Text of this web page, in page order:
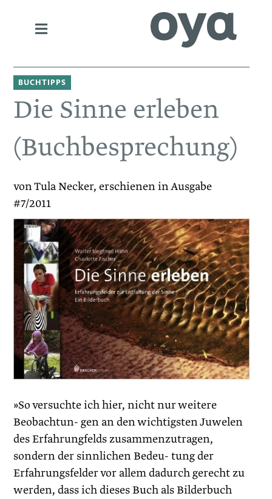
BUCHTIPPS
Die Sinne erleben
(Buchbesprechung)
von Tula Necker, erschienen in Ausgabe
#7/2011
»So versuchte ich hier, nicht nur weitere
Beobachtun- gen an den wichtigsten Juwelen
des Erfahrungfelds zusammenzutragen,
sondern der sinnlichen Bedeu- tung der
Erfahrungsfelder vor allem dadurch gerecht zu
werden, dass ich dieses Buch als Bilderbuch